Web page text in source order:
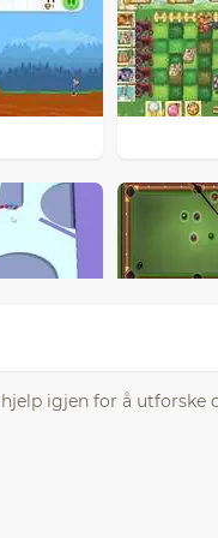
igjen for å utforske